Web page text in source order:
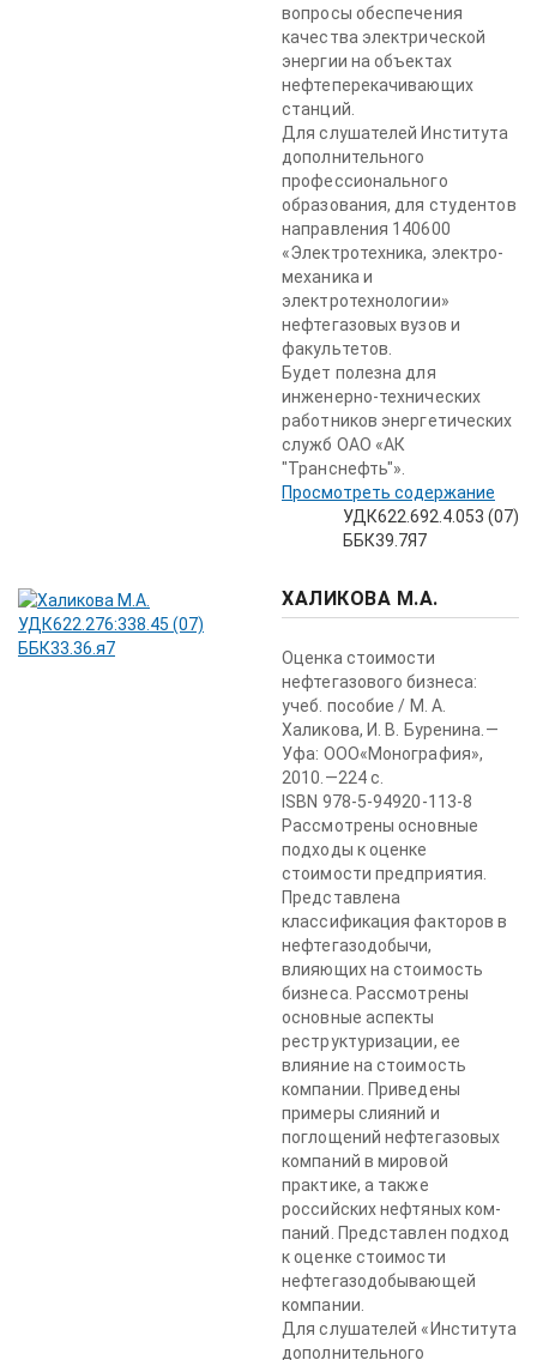
вопросы обеспечения
качества электрической
энергии на объектах
нефтеперекачивающих
станций.
Для слушателей Института
дополнительного
профессионального
образования, для студентов
направления 140600
«Электротехника, электро-
механика и
электротехнологии»
нефтегазовых вузов и
факультетов.
Будет полезна для
инженерно-технических
работников энергетических
служб ОАО «АК
"Транснефть"».
Просмотреть содержание
УДК622.692.4.053 (07)
ББК39.7Я7
ХАЛИКОВА М.А.
Оценка стоимости
нефтегазового бизнеса:
учеб. пособие / М. А.
Халикова, И. В. Буренина.—
Уфа: ООО«Монография»,
2010.—224 с.
ISBN 978-5-94920-113-8
Рассмотрены основные
подходы к оценке
стоимости пред­приятия.
Представлена
классификация факторов в
нефтегазодо­бычи,
влияющих на стоимость
бизнеса. Рассмотрены
основные аспекты
реструктуризации, ее
влияние на стоимость
компании. Приведены
примеры слияний и
поглощений нефтегазовых
ком­паний в мировой
практике, а также
российских нефтяных ком­
паний. Представлен подход
к оценке стоимости
нефтегазодобы­вающей
компании.
Для слушателей «Института
дополнительного